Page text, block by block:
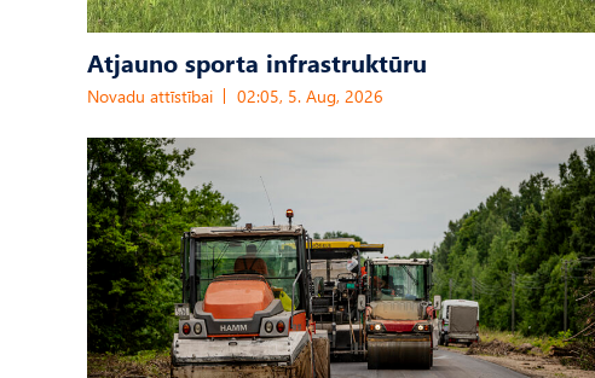
Atjauno sporta infrastruktūru
Novadu attīstībai 02:05, 5. Aug, 2026